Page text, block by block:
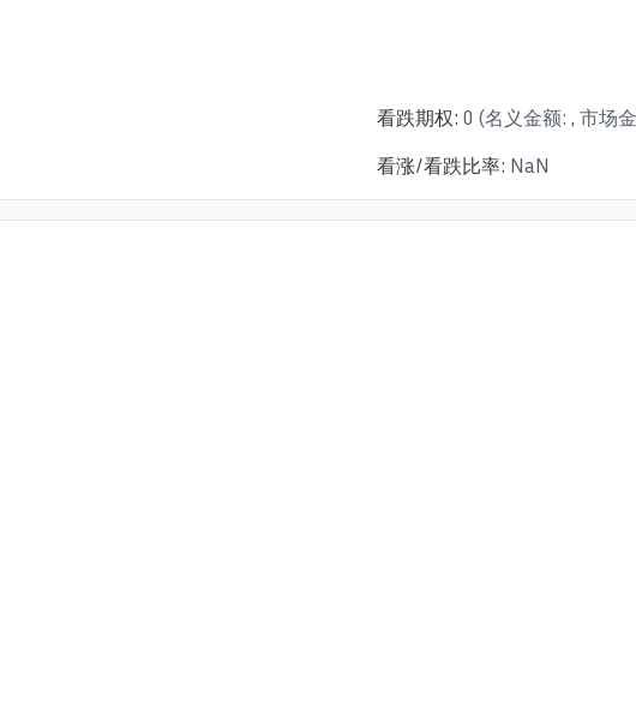
看跌期权: 0 (名义金额: , 市场
看涨/看跌比率: NaN